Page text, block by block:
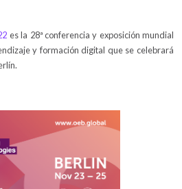
es la 28ª conferencia y exposición mundial
y formación digital que se celebrará